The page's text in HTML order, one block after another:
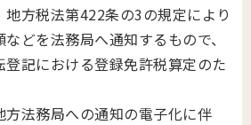
方税法第422条の3の規定により
どを法務局へ通知するもので、
記における登録免許税算定のた
方法務局への通知の電子化に伴